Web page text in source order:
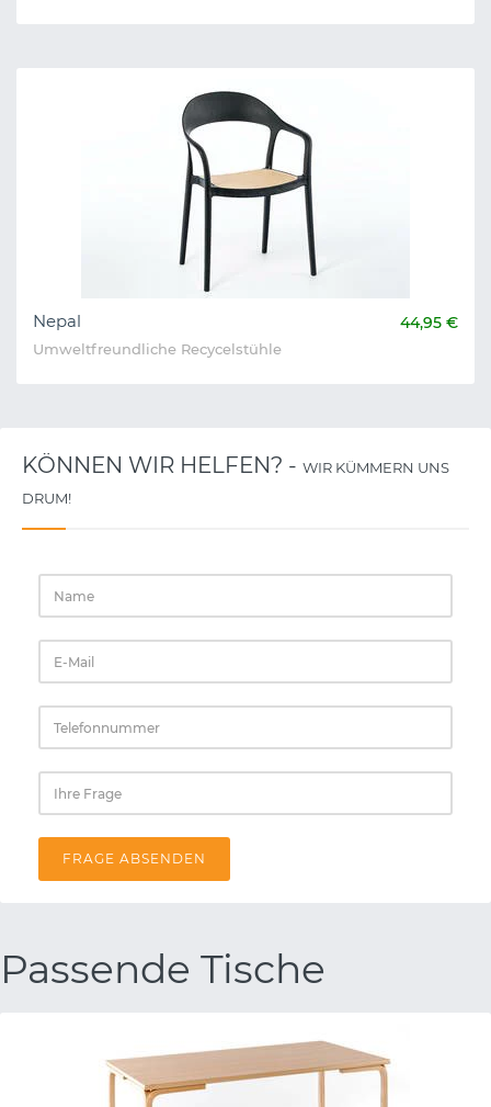
Nepal 44,95 €
Umweltfreundliche Recycelstühle
KÖNNEN WIR HELFEN? - WIR KÜMMERN UNS
DRUM!
FRAGE ABSENDEN
Passende Tische